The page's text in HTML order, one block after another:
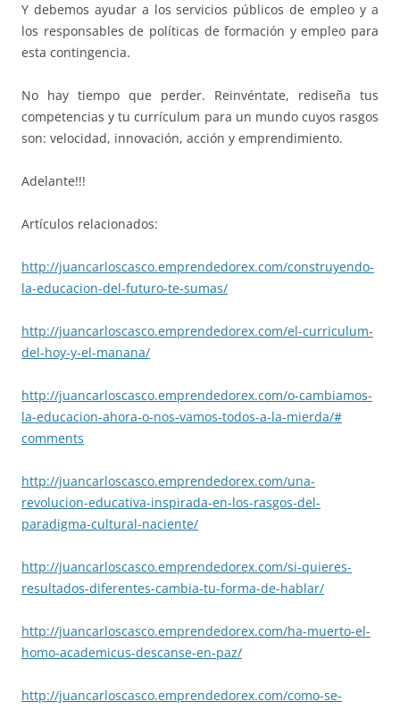
Y debemos ayudar a los servicios públicos de empleo y a
los responsables de políticas de formación y empleo para
esta contingencia.
No hay tiempo que perder. Reinvéntate, rediseña tus
competencias y tu currículum para un mundo cuyos rasgos
son: velocidad, innovación, acción y emprendimiento.
Adelante!!!
Artículos relacionados:
http://juancarloscasco.emprendedorex.com/construyendo-
la-educacion-del-futuro-te-sumas/
http://juancarloscasco.emprendedorex.com/el-curriculum-
del-hoy-y-el-manana/
http://juancarloscasco.emprendedorex.com/o-cambiamos-
la-educacion-ahora-o-nos-vamos-todos-a-la-mierda/#
comments
http://juancarloscasco.emprendedorex.com/una-
revolucion-educativa-inspirada-en-los-rasgos-del-
paradigma-cultural-naciente/
http://juancarloscasco.emprendedorex.com/si-quieres-
resultados-diferentes-cambia-tu-forma-de-hablar/
http://juancarloscasco.emprendedorex.com/ha-muerto-el-
homo-academicus-descanse-en-paz/
http://juancarloscasco.emprendedorex.com/como-se-